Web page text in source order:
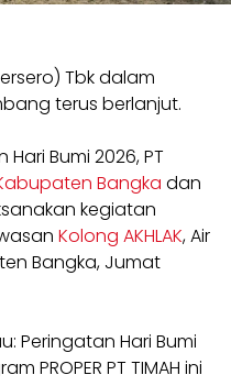
Tbk dalam
terus berlanjut.
Bumi 2026, PT
Bangka dan
kegiatan
Kolong AKHLAK, Air
Bangka, Jumat
Peringatan Hari Bumi
PROPER PT TIMAH ini